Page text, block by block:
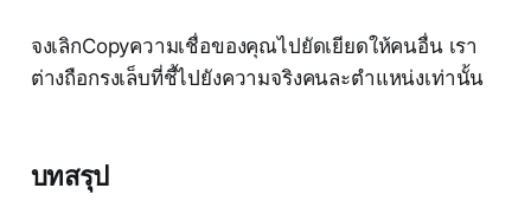
จงเลิกCopyความเชื่อของคุณไปยัดเยียดให้คนอื่น เรา
ต่างถือกรงเล็บที่ชี้ไปยังความจริงคนละตำแหน่งเท่านั้น
บทสรุป